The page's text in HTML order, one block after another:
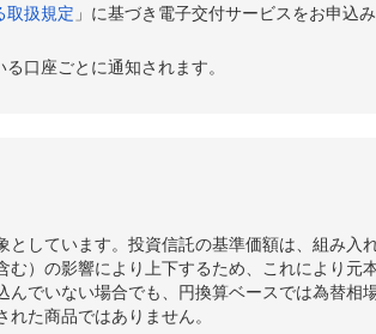
取扱規定 」に基づき電子交付サービスをお申込
口座ごとに通知されます。
しています。投資信託の基準価額は、組み入
）の影響により上下するため、これにより元
でいない場合でも、円換算ベースでは為替相
た商品ではありません。